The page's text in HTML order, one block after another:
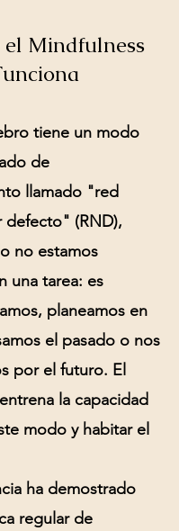
el Mindfulness
tiene un modo
de
llamado "red
defecto" (RND),
no estamos
una tarea: es
planeamos en
el pasado o nos
por el futuro. El
la capacidad
modo y habitar el
ha demostrado
regular de